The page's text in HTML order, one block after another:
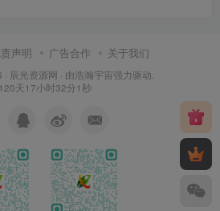
声明 广告合作 关于我们
辰光资源网 · 由浩瀚宇宙强力驱动.
天17小时32分2秒